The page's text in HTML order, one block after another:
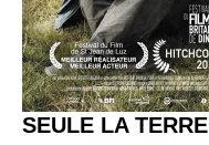
SEULE LA TERRE